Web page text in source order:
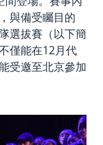
與備受矚目的
選拔賽（以下簡
僅能在12月代
受邀至北京參加